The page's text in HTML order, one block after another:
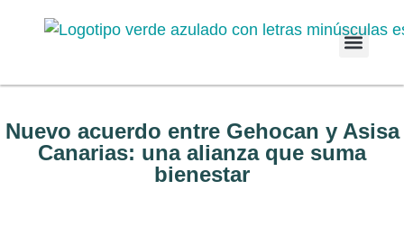
Nuevo acuerdo entre Gehocan y Asisa
Canarias: una alianza que suma
bienestar